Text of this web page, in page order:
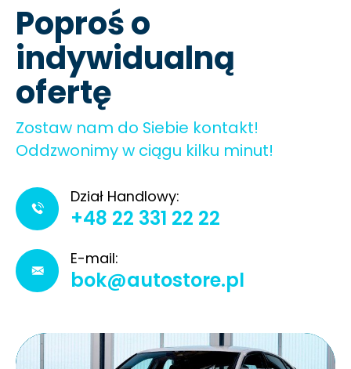
Poproś o
indywidualną
ofertę
Zostaw nam do Siebie kontakt!
Oddzwonimy w ciągu kilku minut!
Dział Handlowy:
+48 22 331 22 22
E-mail:
bok@autostore.pl